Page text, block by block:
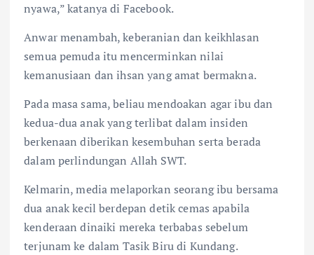
nyawa,” katanya di Facebook.
Anwar menambah, keberanian dan keikhlasan
semua pemuda itu mencerminkan nilai
kemanusiaan dan ihsan yang amat bermakna.
Pada masa sama, beliau mendoakan agar ibu dan
kedua-dua anak yang terlibat dalam insiden
berkenaan diberikan kesembuhan serta berada
dalam perlindungan Allah SWT.
Kelmarin, media melaporkan seorang ibu bersama
dua anak kecil berdepan detik cemas apabila
kenderaan dinaiki mereka terbabas sebelum
terjunam ke dalam Tasik Biru di Kundang.